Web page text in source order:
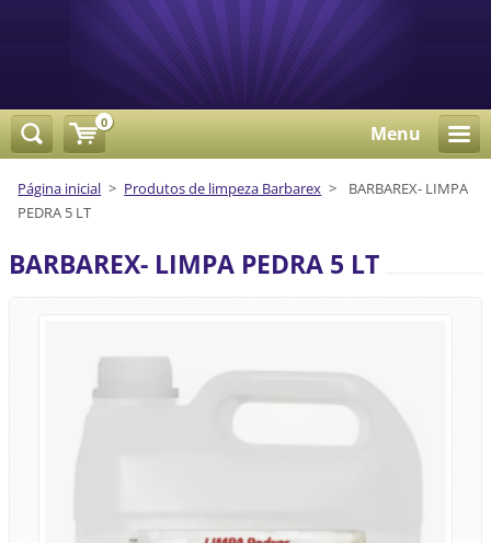
Menu
Página inicial > Produtos de limpeza Barbarex >
BARBAREX- LIMPA
PEDRA 5 LT
BARBAREX- LIMPA PEDRA 5 LT
0